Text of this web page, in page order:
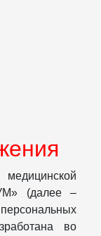
(далее –
во